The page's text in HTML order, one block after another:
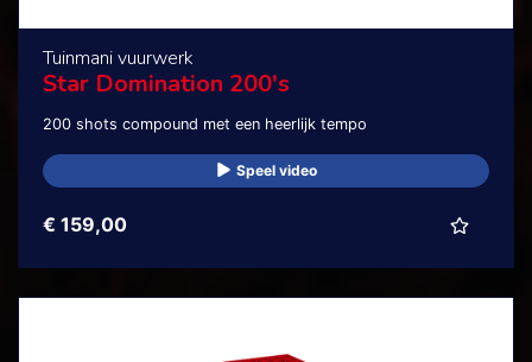
Tuinmani vuurwerk
Star Domination 200's
200 shots compound met een heerlijk tempo
Speel video
€ 159,00